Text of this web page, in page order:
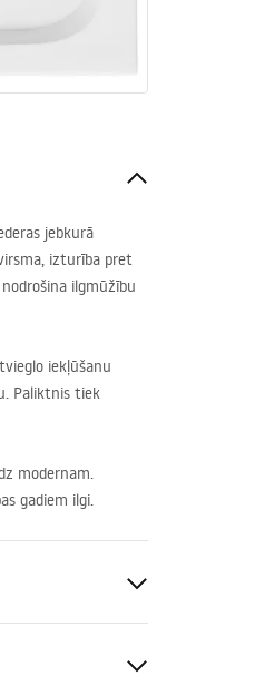
jebkurā
izturība pret
ilgmūžību
iekļūšanu
Paliktnis tiek
modernam.
gadiem ilgi.